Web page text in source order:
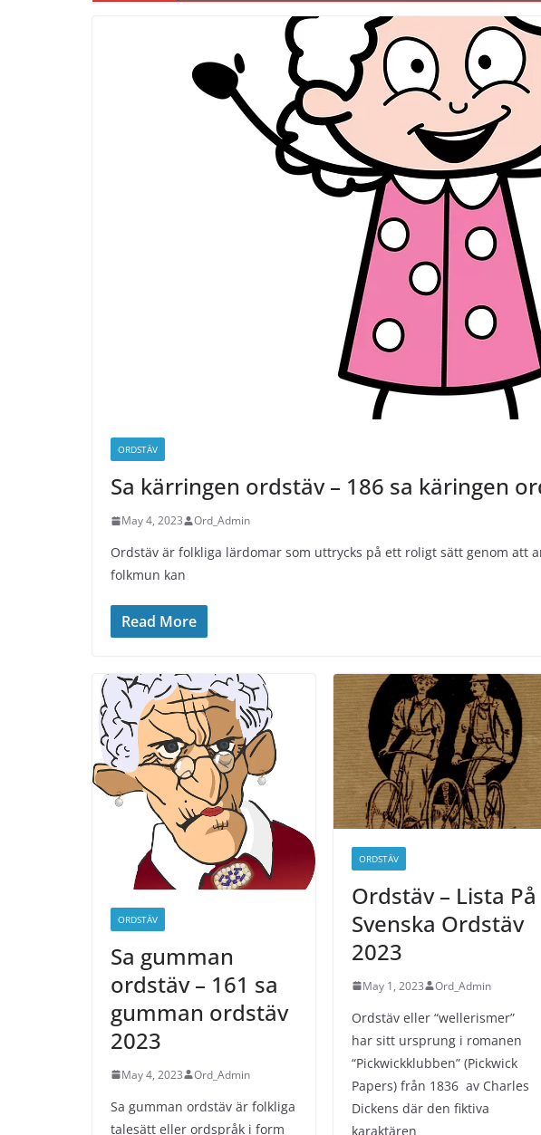
ORDSTÄV
Sa kärringen ordstäv – 186 sa käringen
May 4, 2023 Ord_Admin
Ordstäv är folkliga lärdomar som uttrycks på ett roligt sätt genom att
folkmun kan
Read More
ORDSTÄV
Sa gumman
ordstäv – 161 sa
gumman ordstäv
2023
May 4, 2023 Ord_Admin
Sa gumman ordstäv är folkliga
talesätt eller ordspråk i form
ORDSTÄV
Ordstäv – Lista På
Svenska Ordstäv
2023
May 1, 2023 Ord_Admin
Ordstäv eller “wellerismer”
har sitt ursprung i romanen
“Pickwickklubben” (Pickwick
Papers) från 1836 av Charles
Dickens där den fiktiva
karaktären